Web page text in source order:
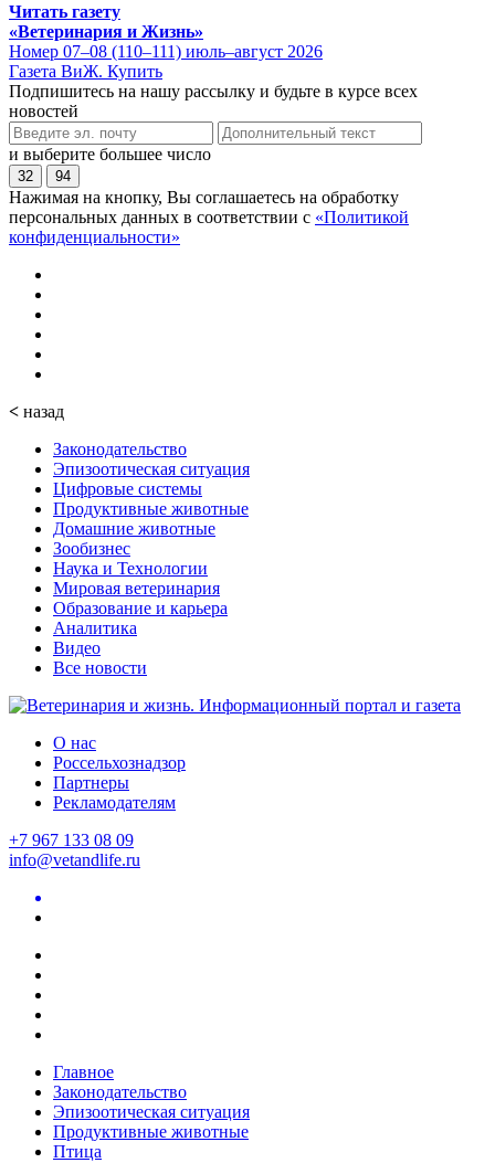
Читать газету
«Ветеринария и Жизнь»
Номер 07–08 (110–111) июль–август 2026
Газета ВиЖ. Купить
Подпишитесь на нашу рассылку и будьте в курсе всех
новостей
и выберите большее число
32 94
Нажимая на кнопку, Вы соглашаетесь на обработку
персональных данных в соответствии с «Политикой
конфиденциальности»
< назад
Законодательство
Эпизоотическая ситуация
Цифровые системы
Продуктивные животные
Домашние животные
Зообизнес
Наука и Технологии
Мировая ветеринария
Образование и карьера
Аналитика
Видео
Все новости
О нас
Россельхознадзор
Партнеры
Рекламодателям
+7 967 133 08 09
info@vetandlife.ru
Главное
Законодательство
Эпизоотическая ситуация
Продуктивные животные
Птица